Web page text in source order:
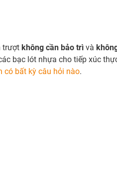
trượt không cần bảo trì và
bạc lót nhựa cho tiếp xúc
có bất kỳ câu hỏi nào.